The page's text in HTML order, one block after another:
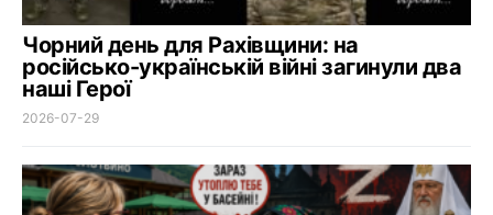
Чорний день для Рахівщини: на
російсько-українській війні загинули два
наші Герої
2026-07-29